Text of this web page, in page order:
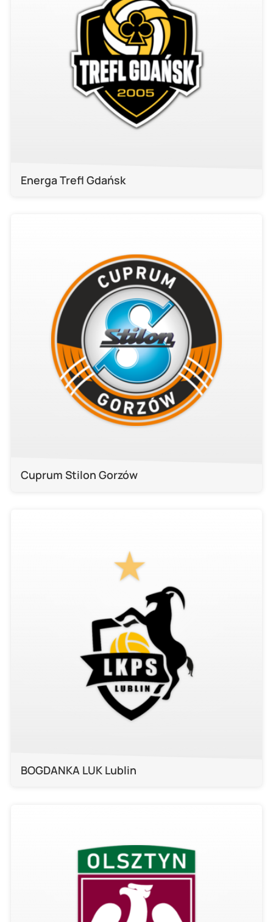
Energa Trefl Gdańsk
Cuprum Stilon Gorzów
BOGDANKA LUK Lublin